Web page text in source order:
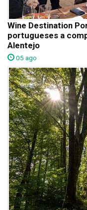
Wine Destination
portugueses a
Alentejo
05 ago